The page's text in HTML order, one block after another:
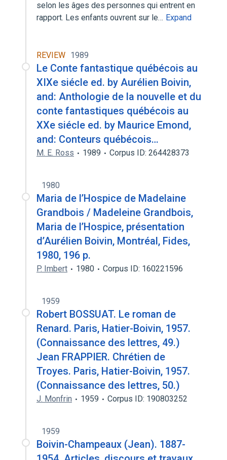
selon les âges des personnes qui entrent en
rapport. Les enfants ouvrent sur le… Expand
REVIEW 1989
Le Conte fantastique québécois au
XIXe siécle ed. by Aurélien Boivin,
and: Anthologie de la nouvelle et du
conte fantastiques québécois au
XXe siécle ed. by Maurice Emond,
and: Conteurs québécois…
M. E. Ross 1989 Corpus ID: 264428373
1980
Maria de l’Hospice de Madelaine
Grandbois / Madeleine Grandbois,
Maria de l’Hospice, présentation
d’Aurélien Boivin, Montréal, Fides,
1980, 196 p.
P. Imbert 1980 Corpus ID: 160221596
1959
Robert BOSSUAT. Le roman de
Renard. Paris, Hatier-Boivin, 1957.
(Connaissance des lettres, 49.)
Jean FRAPPIER. Chrétien de
Troyes. Paris, Hatier-Boivin, 1957.
(Connaissance des lettres, 50.)
J. Monfrin 1959 Corpus ID: 190803252
1959
Boivin-Champeaux (Jean). 1887-